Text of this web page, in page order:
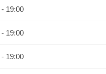
19:00
19:00
19:00